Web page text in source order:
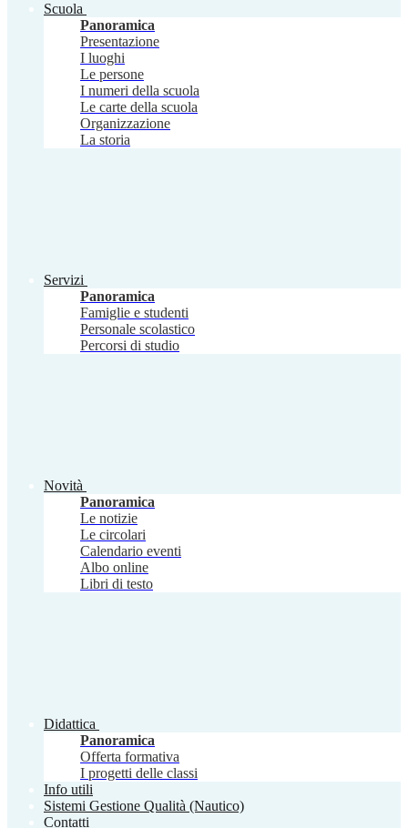
Scuola
Panoramica
Presentazione
I luoghi
Le persone
I numeri della scuola
Le carte della scuola
Organizzazione
La storia
Servizi
Panoramica
Famiglie e studenti
Personale scolastico
Percorsi di studio
Novità
Panoramica
Le notizie
Le circolari
Calendario eventi
Albo online
Libri di testo
Didattica
Panoramica
Offerta formativa
I progetti delle classi
Info utili
Sistemi Gestione Qualità (Nautico)
Contatti